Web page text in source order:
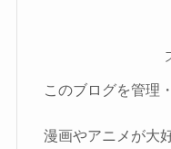
このブログを管理
漫画やアニメが大